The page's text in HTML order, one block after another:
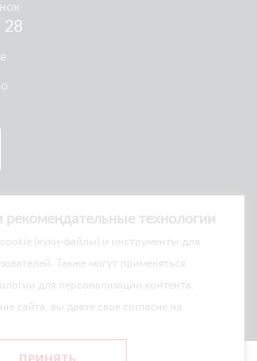
28
рекомендательные технологии
(куки-файлы) и инструменты для
Также могут применяться
для персонализации контента.
сайта, вы даете свое согласие на